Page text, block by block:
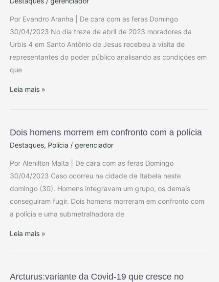
Por Evandro Aranha | De cara com as feras Domingo
30/04/2023 No dia treze de abril de 2023 moradores da
Urbis 4 em Santo Antônio de Jesus recebeu a visita de
representantes do poder público analisando as condições em
que
em
Santo
Antônio
de
Jesus
recebeu
visita
do
poder
se
pinicão
Leia mais »
Dois homens morrem em confronto com a polícia
Destaques, Polícia / gerenciador
Por Alenilton Malta | De cara com as feras Domingo
30/04/2023 Caso ocorreu na cidade de Itabela neste
domingo (30). Homens integravam um grupo, os demais
conseguiram fugir. Dois homens morreram em confronto com
a polícia e uma submetralhadora de
Dois
homens
Leia mais »
Arcturus:variante da Covid-19 que cresce no
Arcturus:variante